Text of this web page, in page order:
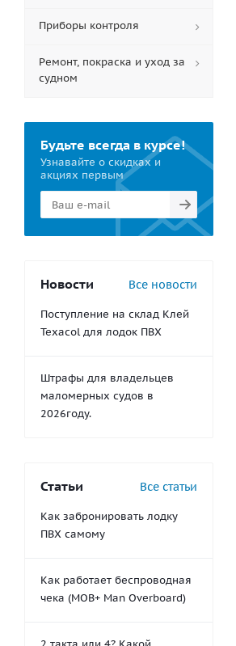
Приборы контроля
Ремонт, покраска и уход за
судном
Будьте всегда в курсе!
Узнавайте о скидках и
акциях первым
Новости Все новости
Поступление на склад Клей
Texacol для лодок ПВХ
Штрафы для владельцев
маломерных судов в
2026году.
Статьи Все статьи
Как забронировать лодку
ПВХ самому
Как работает беспроводная
чека (MOB+ Man Overboard)